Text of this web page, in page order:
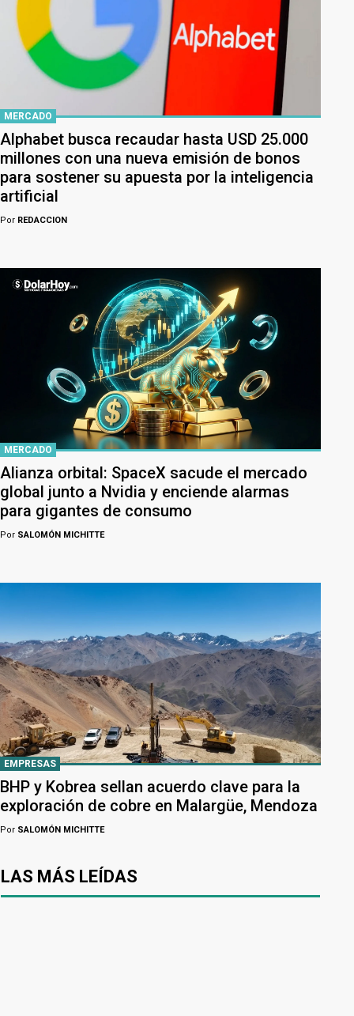
MERCADO
Alphabet busca recaudar hasta USD 25.000
millones con una nueva emisión de bonos
para sostener su apuesta por la inteligencia
artificial
Por REDACCION
MERCADO
Alianza orbital: SpaceX sacude el mercado
global junto a Nvidia y enciende alarmas
para gigantes de consumo
Por SALOMÓN MICHITTE
EMPRESAS
BHP y Kobrea sellan acuerdo clave para la
exploración de cobre en Malargüe, Mendoza
Por SALOMÓN MICHITTE
LAS MÁS LEÍDAS